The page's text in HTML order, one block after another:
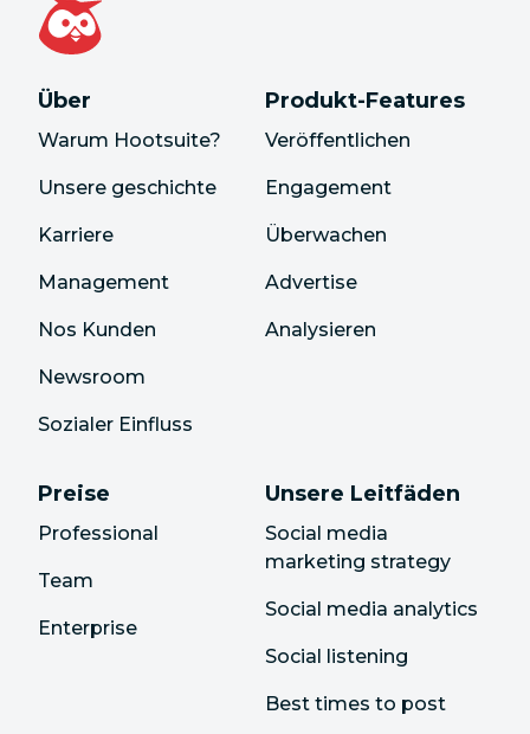
Über
Warum Hootsuite?
Unsere geschichte
Karriere
Management
Nos Kunden
Newsroom
Sozialer Einfluss
Produkt-Features
Veröffentlichen
Engagement
Überwachen
Advertise
Analysieren
Preise
Professional
Team
Enterprise
Unsere Leitfäden
Social media
marketing strategy
Social media analytics
Social listening
Best times to post